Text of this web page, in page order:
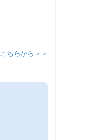
こちらから＞＞